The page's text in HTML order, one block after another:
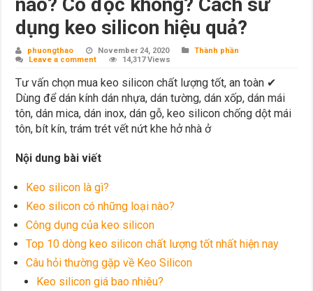
dụng keo silicon hiệu quả?
phuongthao November 24, 2020
Thành phần
Leave a comment
14,317 Views
Tư vấn chọn mua keo silicon chất lượng tốt, an toàn ✔
Dùng để dán kính dán nhựa, dán tường, dán xốp, dán mái
tôn, dán mica, dán inox, dán gỗ, keo silicon chống dột mái
tôn, bít kín, trám trét vết nứt khe hở nhà ở
Nội dung bài viết
Keo silicon là gì?
Keo silicon có những loại nào?
Công dụng của keo silicon
Top 10 dòng keo silicon chất lượng tốt nhất hiện nay
Câu hỏi thường gặp về Keo Silicon
Keo silicon giá bao nhiêu?